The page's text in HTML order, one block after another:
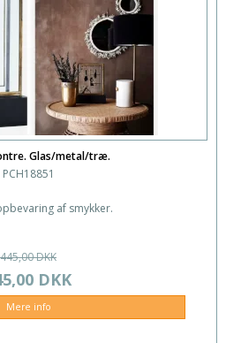
Glas/metal/træ.
PCH18851
af smykker.
445,00 DKK
DKK
Mere info